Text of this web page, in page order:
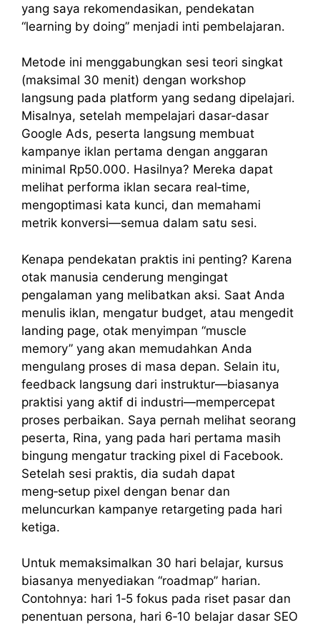
yang saya rekomendasikan, pendekatan
“learning by doing” menjadi inti pembelajaran.
Metode ini menggabungkan sesi teori singkat
(maksimal 30 menit) dengan workshop
langsung pada platform yang sedang dipelajari.
Misalnya, setelah mempelajari dasar‑dasar
Google Ads, peserta langsung membuat
kampanye iklan pertama dengan anggaran
minimal Rp50.000. Hasilnya? Mereka dapat
melihat performa iklan secara real‑time,
mengoptimasi kata kunci, dan memahami
metrik konversi—semua dalam satu sesi.
Kenapa pendekatan praktis ini penting? Karena
otak manusia cenderung mengingat
pengalaman yang melibatkan aksi. Saat Anda
menulis iklan, mengatur budget, atau mengedit
landing page, otak menyimpan “muscle
memory” yang akan memudahkan Anda
mengulang proses di masa depan. Selain itu,
feedback langsung dari instruktur—biasanya
praktisi yang aktif di industri—mempercepat
proses perbaikan. Saya pernah melihat seorang
peserta, Rina, yang pada hari pertama masih
bingung mengatur tracking pixel di Facebook.
Setelah sesi praktis, dia sudah dapat
meng‑setup pixel dengan benar dan
meluncurkan kampanye retargeting pada hari
ketiga.
Untuk memaksimalkan 30 hari belajar, kursus
biasanya menyediakan “roadmap” harian.
Contohnya: hari 1‑5 fokus pada riset pasar dan
penentuan persona, hari 6‑10 belajar dasar SEO